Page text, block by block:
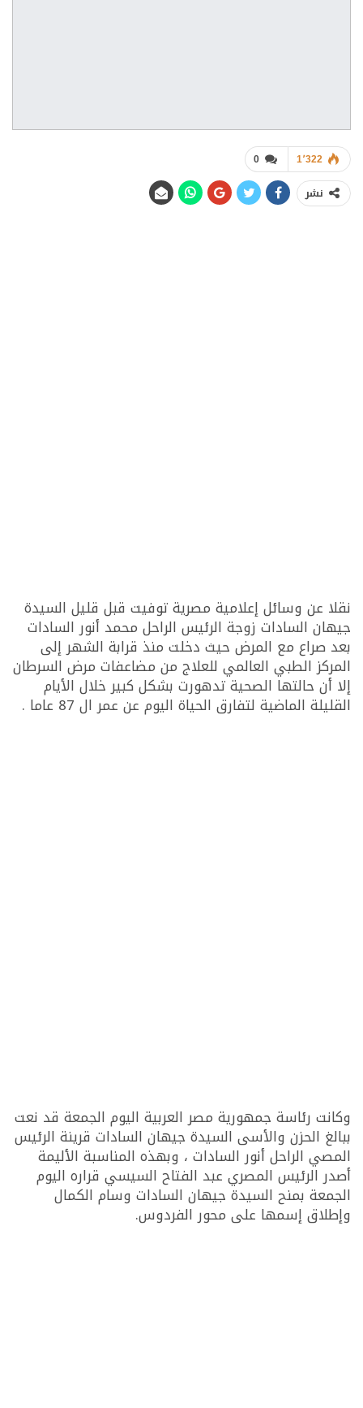
0 1٬322
نشر
نقلا عن وسائل إعلامية مصرية توفيت قبل قليل السيدة
جيهان السادات زوجة الرئيس الراحل محمد أنور السادات
بعد صراع مع المرض حيث دخلت منذ قرابة الشهر إلى
المركز الطبي العالمي للعلاج من مضاعفات مرض السرطان
إلا أن حالتها الصحية تدهورت بشكل كبير خلال الأيام
القليلة الماضية لتفارق الحياة اليوم عن عمر ال 87 عاما .
وكانت رئاسة جمهورية مصر العربية اليوم الجمعة قد نعت
ببالغ الحزن والأسى السيدة جيهان السادات قرينة الرئيس
المصي الراحل أنور السادات ، وبهذه المناسبة الأليمة
أصدر الرئيس المصري عبد الفتاح السيسي قراره اليوم
الجمعة بمنح السيدة جيهان السادات وسام الكمال
وإطلاق إسمها على محور الفردوس.